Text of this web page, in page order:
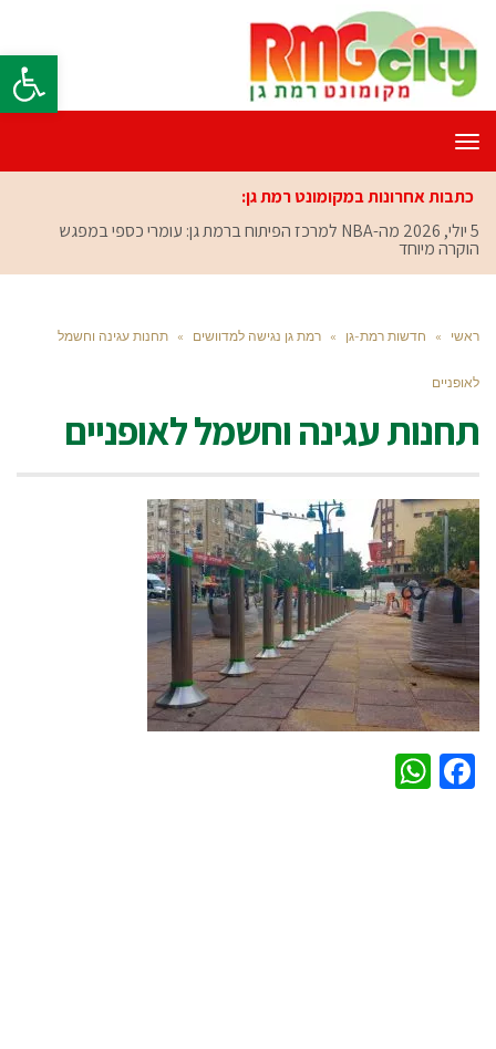
פתח
תפריט
כתבות אחרונות במקומונט רמת גן:
5 יולי, 2026
מה-NBA למרכז הפיתוח ברמת גן: עומרי כספי במפגש
הוקרה מיוחד
ראשי » חדשות רמת-גן » רמת גן נגישה למדוושים » תחנות עגינה וחשמל
לאופניים
תחנות עגינה וחשמל לאופניים
Facebook